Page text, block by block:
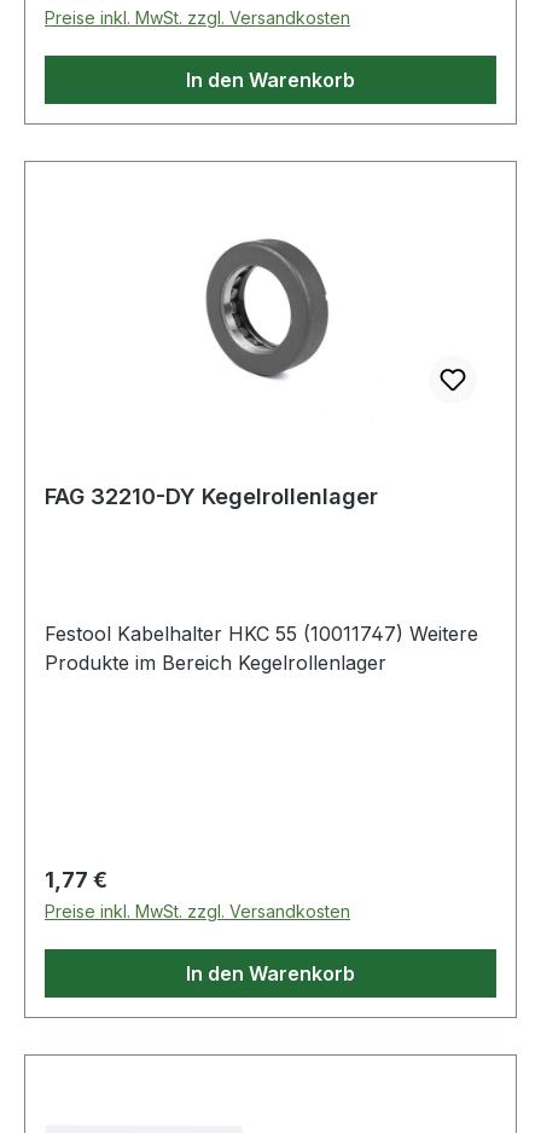
Preise inkl. MwSt. zzgl. Versandkosten
In den Warenkorb
FAG 32210-DY Kegelrollenlager
Festool Kabelhalter HKC 55 (10011747) Weitere
Produkte im Bereich Kegelrollenlager
Regulärer Preis:
1,77 €
Preise inkl. MwSt. zzgl. Versandkosten
In den Warenkorb